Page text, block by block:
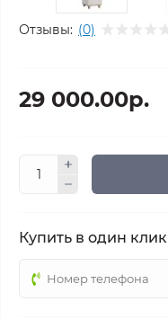
Отзывы: (0)
29 000.00р.
Купить в один клик